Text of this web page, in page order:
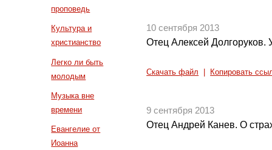
проповедь
Культура и
христианство
Легко ли быть
молодым
Музыка вне
времени
Евангелие от
Иоанна
10 сентября 2013
Отец Алексей Долгоруков.
Скачать файл Копировать
9 сентября 2013
Отец Андрей Канев. О